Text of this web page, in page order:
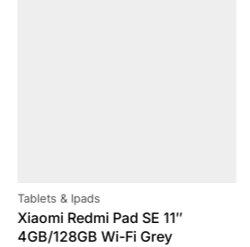
Tablets & Ipads
Xiaomi Redmi Pad SE 11″
4GB/128GB Wi-Fi Grey